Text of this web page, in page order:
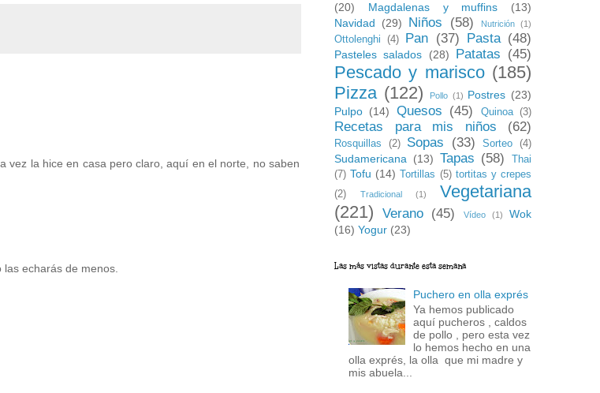
vez la hice en casa pero claro, aquí en el norte, no saben
echarás de menos.
(20)
Magdalenas y muffins
(13)
Navidad
(29) Niños (58) Nutrición (1)
Ottolenghi (4) Pan (37) Pasta (48)
Pasteles salados (28) Patatas (45)
Pescado y marisco (185)
Pizza (122) Pollo (1) Postres (23)
Pulpo (14) Quesos (45) Quinoa (3)
Recetas para mis niños (62)
Rosquillas (2) Sopas (33) Sorteo (4)
Sudamericana (13) Tapas (58)
Thai
(7) Tofu (14) Tortillas (5) tortitas y crepes
(2)
Tradicional (1)
Vegetariana
(221)
Verano (45) Vídeo (1)
Wok
(16) Yogur (23)
Las más vistas durante esta semana
Puchero en olla exprés
Ya hemos publicado
aquí pucheros , caldos
de pollo , pero esta vez
lo hemos hecho en una
olla exprés, la olla que mi madre y
mis abuela...